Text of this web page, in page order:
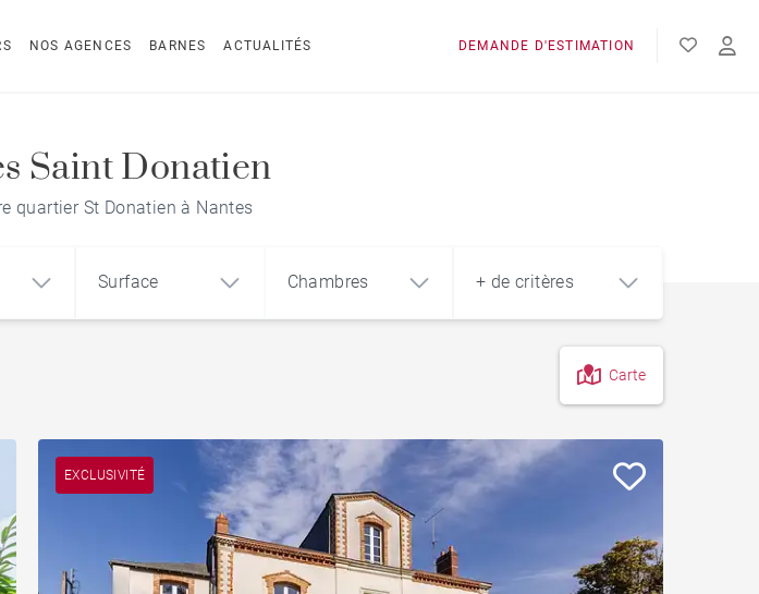
NOS AGENCES BARNES ACTUALITÉS DEMANDE D'ESTIMATION
Saint Donatien
quartier St Donatien à Nantes
Surface Chambres + de critères
Piscine Style contemporain
Vue Erdre
Bien d'exception Vue mer
Carte
EXCLUSIVITÉ